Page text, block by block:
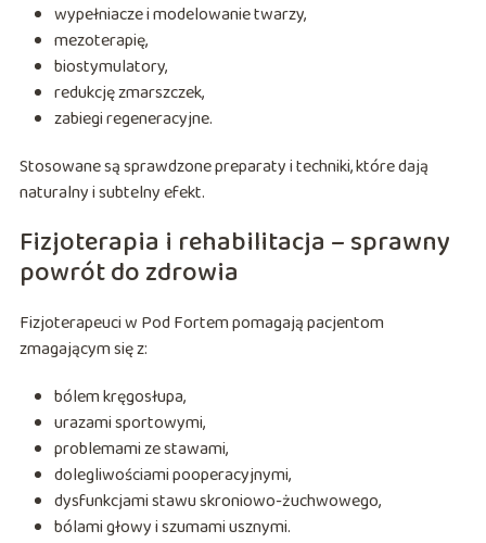
wypełniacze i modelowanie twarzy,
mezoterapię,
biostymulatory,
redukcję zmarszczek,
zabiegi regeneracyjne.
Stosowane są sprawdzone preparaty i techniki, które dają
naturalny i subtelny efekt.
Fizjoterapia i rehabilitacja – sprawny
powrót do zdrowia
Fizjoterapeuci w Pod Fortem pomagają pacjentom
zmagającym się z:
bólem kręgosłupa,
urazami sportowymi,
problemami ze stawami,
dolegliwościami pooperacyjnymi,
dysfunkcjami stawu skroniowo-żuchwowego,
bólami głowy i szumami usznymi.